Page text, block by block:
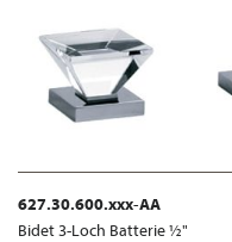
627.30.600.xxx-AA
Bidet 3-Loch Batterie ½"